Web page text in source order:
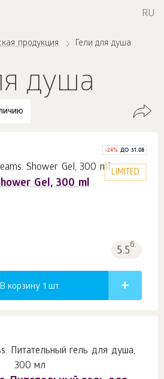
RU
продукция Гели для душа
душа
-24% ДО 31.08
LIMITED
Gel, 300 ml
5.5б.
В корзину 1 шт.